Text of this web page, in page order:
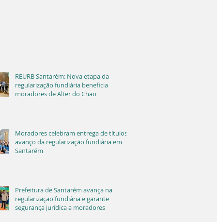
REURB Santarém: Nova etapa da
regularização fundiária beneficia
moradores de Alter do Chão
Moradores celebram entrega de títulos e
avanço da regularização fundiária em
Santarém
Prefeitura de Santarém avança na
regularização fundiária e garante
segurança jurídica a moradores